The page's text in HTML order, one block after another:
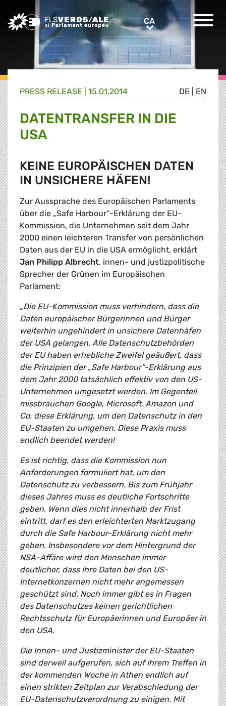
Greens/EFA Home CACA
DE EN
PRESS RELEASE | 15.01.2014
DATENTRANSFER IN DIE
USA
KEINE EUROPÄISCHEN DATEN
IN UNSICHERE HÄFEN!
Zur Aussprache des Europäischen Parlaments
über die „Safe Harbour“-Erklärung der EU-
Kommission, die Unternehmen seit dem Jahr
2000 einen leichteren Transfer von persönlichen
Daten aus der EU in die USA ermöglicht, erklärt
Jan Philipp Albrecht, innen- und justizpolitische
Sprecher der Grünen im Europäischen
Parlament:
„Die EU-Kommission muss verhindern, dass die
Daten europäischer Bürgerinnen und Bürger
weiterhin ungehindert in unsichere Datenhäfen
der USA gelangen. Alle Datenschutzbehörden
der EU haben erhebliche Zweifel geäußert, dass
die Prinzipien der „Safe Harbour“-Erklärung aus
dem Jahr 2000 tatsächlich effektiv von den US-
Unternehmen umgesetzt werden. Im Gegenteil
missbrauchen Google, Microsoft, Amazon und
Co. diese Erklärung, um den Datenschutz in den
EU-Staaten zu umgehen. Diese Praxis muss
endlich beendet werden!
Es ist richtig, dass die Kommission nun
Anforderungen formuliert hat, um den
Datenschutz zu verbessern. Bis zum Frühjahr
dieses Jahres muss es deutliche Fortschritte
geben. Wenn dies nicht innerhalb der Frist
eintritt, darf es den erleichterten Marktzugang
durch die Safe Harbour-Erklärung nicht mehr
geben. Insbesondere vor dem Hintergrund der
NSA-Affäre wird den Menschen immer
deutlicher, dass ihre Daten bei den US-
Internetkonzernen nicht mehr angemessen
geschützt sind. Noch immer gibt es in Fragen
des Datenschutzes keinen gerichtlichen
Rechtsschutz für Europäerinnen und Europäer in
den USA.
Die Innen- und Justizminister der EU-Staaten
sind derweil aufgerufen, sich auf ihrem Treffen in
der kommenden Woche in Athen endlich auf
einen strikten Zeitplan zur Verabschiedung der
EU-Datenschutzverordnung zu einigen. Mit